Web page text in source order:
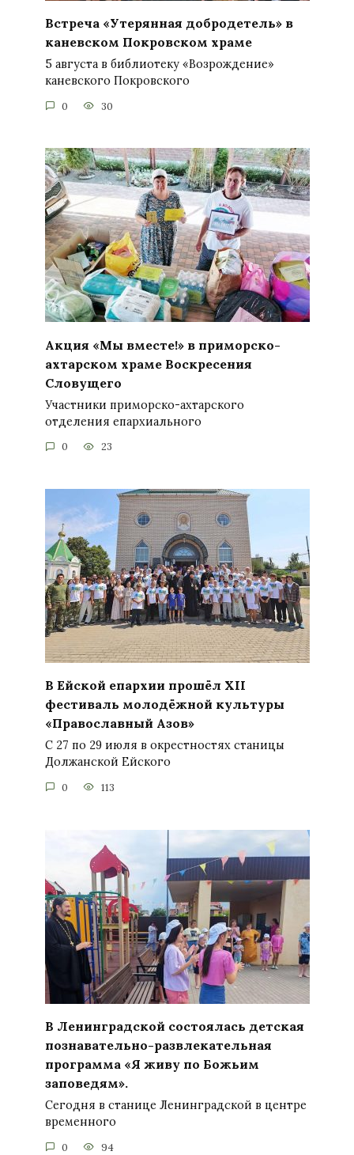
Встреча «Утерянная добродетель» в
каневском Покровском храме
5 августа в библиотеку «Возрождение»
каневского Покровского
0 30
Акция «Мы вместе!» в приморско-
ахтарском храме Воскресения
Словущего
Участники приморско-ахтарского
отделения епархиального
0 23
В Ейской епархии прошёл XII
фестиваль молодёжной культуры
«Православный Азов»
С 27 по 29 июля в окрестностях станицы
Должанской Ейского
0 113
В Ленинградской состоялась детская
познавательно-развлекательная
программа «Я живу по Божьим
заповедям».
Сегодня в станице Ленинградской в центре
временного
0 94